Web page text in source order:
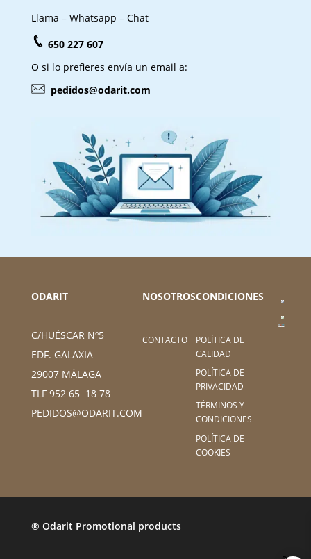
Llama – Whatsapp – Chat
650 227 607
O si lo prefieres envía un email a:
pedidos@odarit.com
ODARIT
C/HUÉSCAR Nº5
EDF. GALAXIA
29007 MÁLAGA
TLF 952 65 18 78
PEDIDOS@ODARIT.COM
NOSOTROS
CONTACTO
CONDICIONES
POLÍTICA DE
CALIDAD
POLÍTICA DE
PRIVACIDAD
TÉRMINOS Y
CONDICIONES
POLÍTICA DE
COOKIES
® Odarit Promotional products